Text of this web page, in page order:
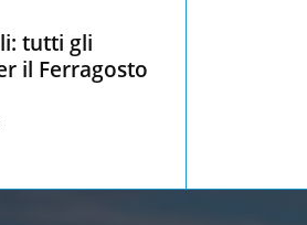
tutti gli
il Ferragosto